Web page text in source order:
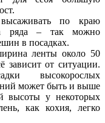
по краю
ряда – так можно
в посадках.
ленты около 50
зависит от ситуации.
высокорослых
может быть и выше
высоты у некоторых
как кохия, легко